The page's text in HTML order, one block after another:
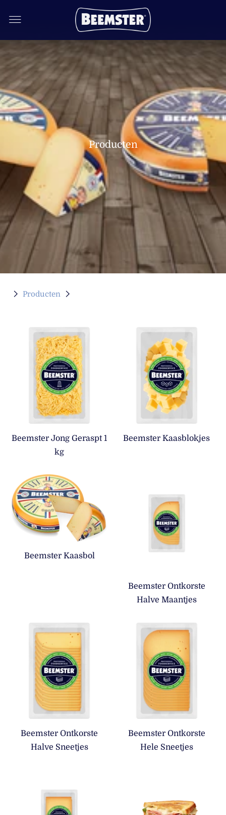
Producten
Producten
Beemster Jong Geraspt 1
kg
Beemster Kaasblokjes
Beemster Kaasbol
Beemster Ontkorste
Halve Maantjes
Beemster Ontkorste
Halve Sneetjes
Beemster Ontkorste
Hele Sneetjes